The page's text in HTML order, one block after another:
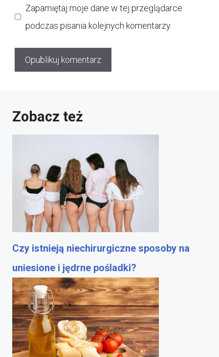
Zapamiętaj moje dane w tej przeglądarce
podczas pisania kolejnych komentarzy.
Zobacz też
Czy istnieją niechirurgiczne sposoby na
uniesione i jędrne pośladki?